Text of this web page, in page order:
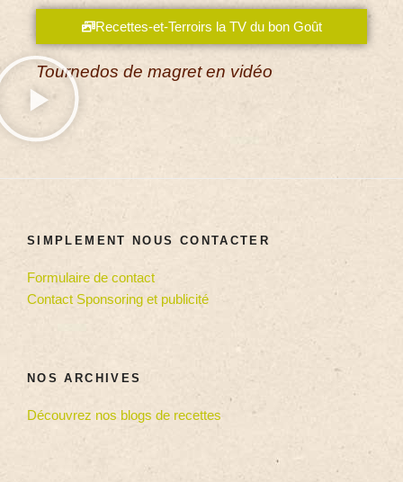
Recettes-et-Terroirs la TV du bon Goût
Tournedos de magret en vidéo
SIMPLEMENT NOUS CONTACTER
Formulaire de contact
Contact Sponsoring et publicité
NOS ARCHIVES
Découvrez nos blogs de recettes